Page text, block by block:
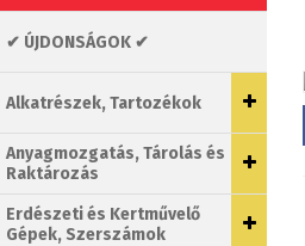
✔ ÚJDONSÁGOK ✔
Alkatrészek, Tartozékok
Anyagmozgatás, Tárolás és
Raktározás
Erdészeti és Kertművelő
Gépek, Szerszámok